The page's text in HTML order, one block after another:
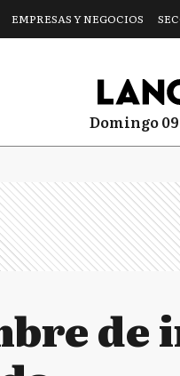
EMPRESAS Y NEGOCIOS
domingo
de